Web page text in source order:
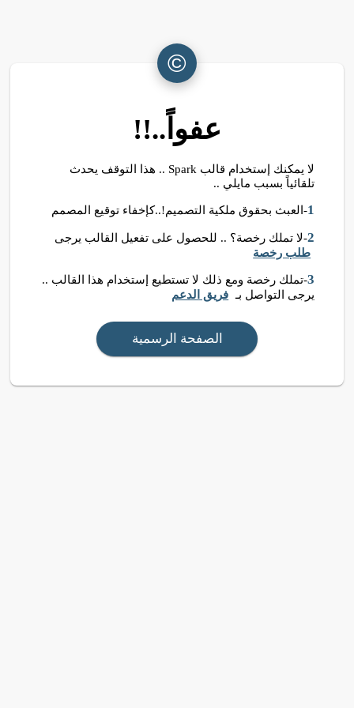
©
عفواً..!!
لا يمكنك إستخدام قالب Spark .. هذا التوقف يحدث
تلقائياً بسبب مايلي ..
1-العبث بحقوق ملكية التصميم!..كإخفاء توقيع المصمم
2-لا تملك رخصة؟ .. للحصول على تفعيل القالب يرجى
طلب رخصة
3-تملك رخصة ومع ذلك لا تستطيع إستخدام هذا القالب ..
يرجى التواصل بـ فريق الدعم
الصفحة الرسمية